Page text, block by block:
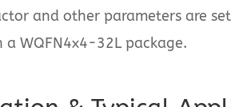
and other parameters are
WQFN4x4-32L package.